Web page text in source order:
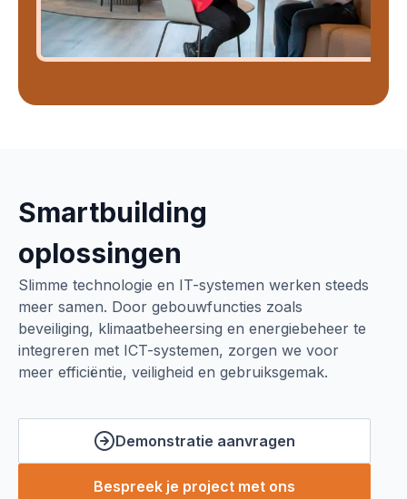
Smartbuilding
oplossingen
Slimme technologie en IT-systemen werken steeds
meer samen. Door gebouwfuncties zoals
beveiliging, klimaatbeheersing en energiebeheer te
integreren met ICT-systemen, zorgen we voor
meer efficiëntie, veiligheid en gebruiksgemak.
Demonstratie aanvragen
Bespreek je project met ons